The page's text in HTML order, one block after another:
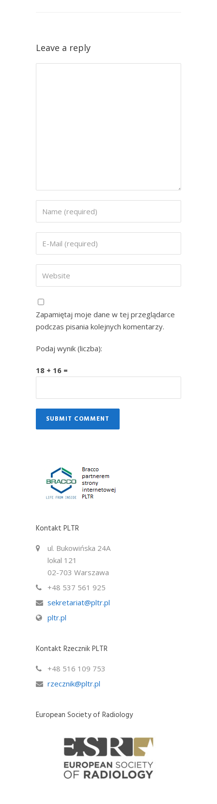
Leave a reply
Zapamiętaj moje dane w tej przeglądarce
podczas pisania kolejnych komentarzy.
Podaj wynik (liczba):
18 + 16 =
Kontakt PLTR
ul. Bukowińska 24A
lokal 121
02-703 Warszawa
+48 537 561 925
sekretariat@pltr.pl
pltr.pl
Kontakt Rzecznik PLTR
+48 516 109 753
rzecznik@pltr.pl
European Society of Radiology